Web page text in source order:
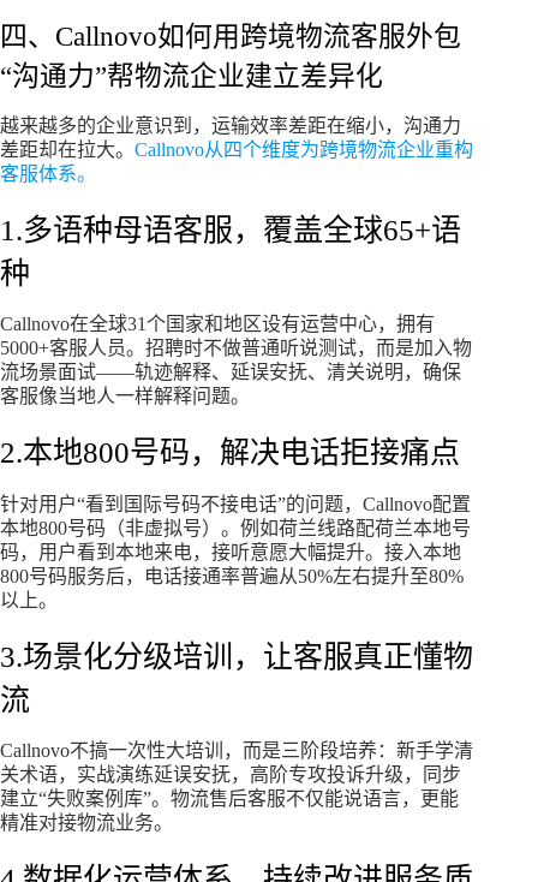
四、Callnovo如何用跨境物流客服外包
“沟通力”帮物流企业建立差异化
越来越多的企业意识到，运输效率差距在缩小，沟通力
差距却在拉大。 Callnovo从四个维度为跨境物流企业重构
客服体系。
1.多语种母语客服，覆盖全球65+语
种
Callnovo在全球31个国家和地区设有运营中心，拥有
5000+客服人员。招聘时不做普通听说测试，而是加入物
流场景面试——轨迹解释、延误安抚、清关说明，确保
客服像当地人一样解释问题。
2.本地800号码，解决电话拒接痛点
针对用户“看到国际号码不接电话”的问题，Callnovo配置
本地800号码（非虚拟号）。例如荷兰线路配荷兰本地号
码，用户看到本地来电，接听意愿大幅提升。接入本地
800号码服务后，电话接通率普遍从50%左右提升至80%
以上。
3.场景化分级培训，让客服真正懂物
流
Callnovo不搞一次性大培训，而是三阶段培养：新手学清
关术语，实战演练延误安抚，高阶专攻投诉升级，同步
建立“失败案例库”。物流售后客服不仅能说语言，更能
精准对接物流业务。